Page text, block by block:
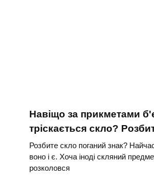
Навіщо за прикметами
тріскається скло?
Розбите скло поганий знак?
воно і є. Хоча іноді скляний
розколовся